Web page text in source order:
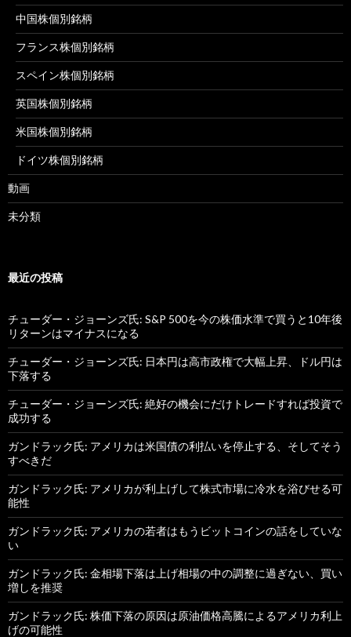
中国株個別銘柄
フランス株個別銘柄
スペイン株個別銘柄
英国株個別銘柄
米国株個別銘柄
ドイツ株個別銘柄
動画
未分類
最近の投稿
チューダー・ジョーンズ氏: S&P 500を今の株価水準で買うと10年後
リターンはマイナスになる
チューダー・ジョーンズ氏: 日本円は高市政権で大幅上昇、ドル円は
下落する
チューダー・ジョーンズ氏: 絶好の機会にだけトレードすれば投資で
成功する
ガンドラック氏: アメリカは米国債の利払いを停止する、そしてそう
すべきだ
ガンドラック氏: アメリカが利上げして株式市場に冷水を浴びせる可
能性
ガンドラック氏: アメリカの若者はもうビットコインの話をしていな
い
ガンドラック氏: 金相場下落は上げ相場の中の調整に過ぎない、買い
増しを推奨
ガンドラック氏: 株価下落の原因は原油価格高騰によるアメリカ利上
げの可能性